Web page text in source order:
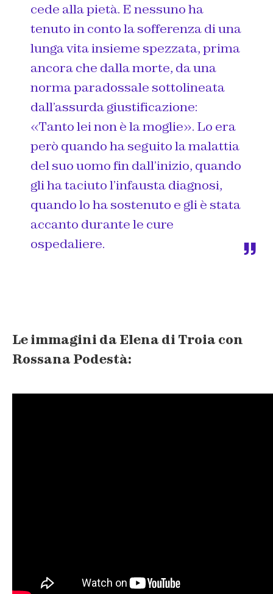
cede alla pietà. E nessuno ha
tenuto in conto la sofferenza di una
lunga vita insieme spezzata, prima
ancora che dalla morte, da una
norma paradossale sottolineata
dall’assurda giustificazione:
«Tanto lei non è la moglie». Lo era
però quando ha seguito la malattia
del suo uomo fin dall’inizio, quando
gli ha taciuto l’infausta diagnosi,
quando lo ha sostenuto e gli è stata
accanto durante le cure
ospedaliere.
Le immagini da Elena di Troia con
Rossana Podestà: